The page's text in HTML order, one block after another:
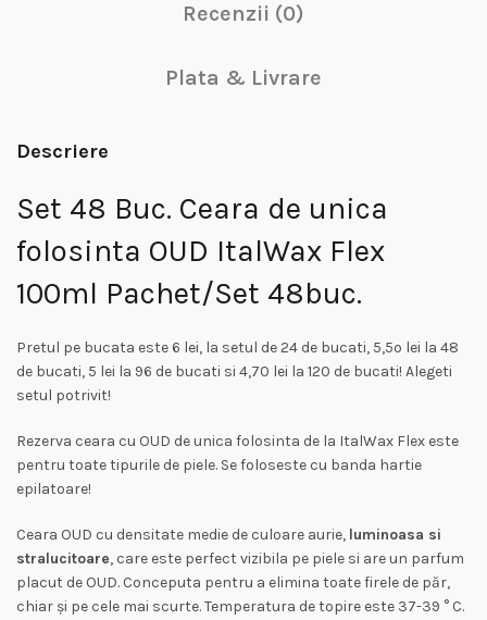
Recenzii (0)
Plata & Livrare
Descriere
Set 48 Buc. Ceara de unica
folosinta OUD ItalWax Flex
100ml Pachet/Set 48buc.
Pretul pe bucata este 6 lei, la setul de 24 de bucati, 5,5o lei la 48
de bucati, 5 lei la 96 de bucati si 4,70 lei la 120 de bucati! Alegeti
setul potrivit!
Rezerva ceara cu OUD de unica folosinta de la ItalWax Flex este
pentru toate tipurile de piele. Se foloseste cu banda hartie
epilatoare!
Ceara OUD cu densitate medie de culoare aurie, luminoasa si
stralucitoare, care este perfect vizibila pe piele si are un parfum
placut de OUD. Conceputa pentru a elimina toate firele de păr,
chiar și pe cele mai scurte. Temperatura de topire este 37-39 ° C.